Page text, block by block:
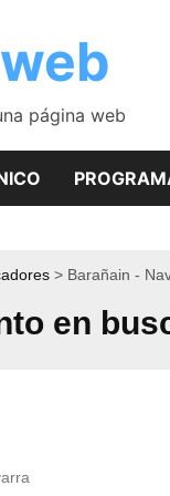
página web
Barañain -
en